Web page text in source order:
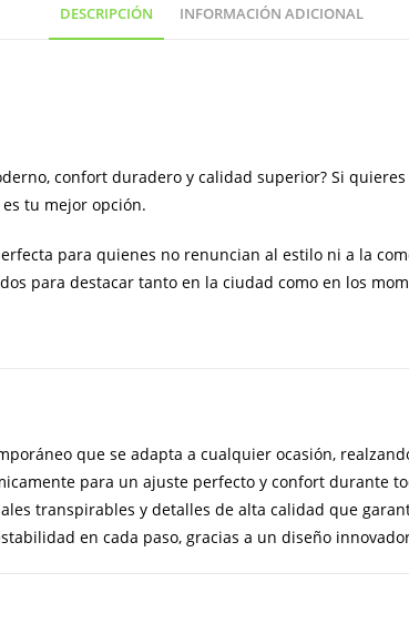
(
DESCRIPCIÓN INFORMACIÓN ADICIONAL
confort duradero y calidad superior? Si quieres
es tu mejor opción.
para quienes no renuncian al estilo ni a la
para destacar tanto en la ciudad como en los
que se adapta a cualquier ocasión,
para un ajuste perfecto y confort durante
transpirables y detalles de alta calidad que
en cada paso, gracias a un diseño